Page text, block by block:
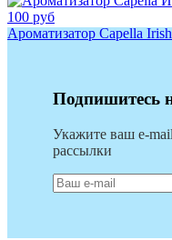
100 руб
Ароматизатор Capella
Подпишитесь
Укажите ваш e-
рассылки